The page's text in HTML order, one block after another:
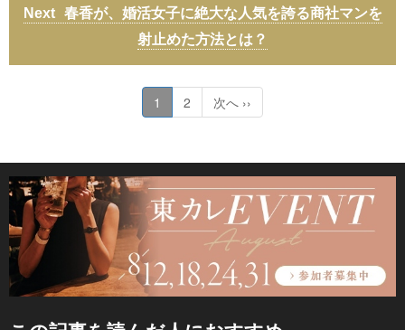
春香が、婚活女子に絶大な人気を誇る商社マンを
射止めた方法とは？
1 2 次へ ››